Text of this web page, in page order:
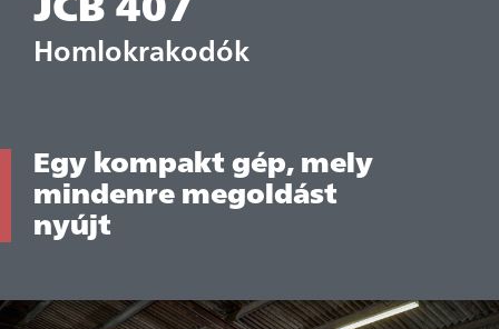
Homlokrakodók
Egy kompakt gép, mely
mindenre megoldást
nyújt